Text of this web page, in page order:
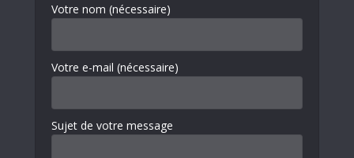
Votre nom (nécessaire)
Votre e-mail (nécessaire)
Sujet de votre message